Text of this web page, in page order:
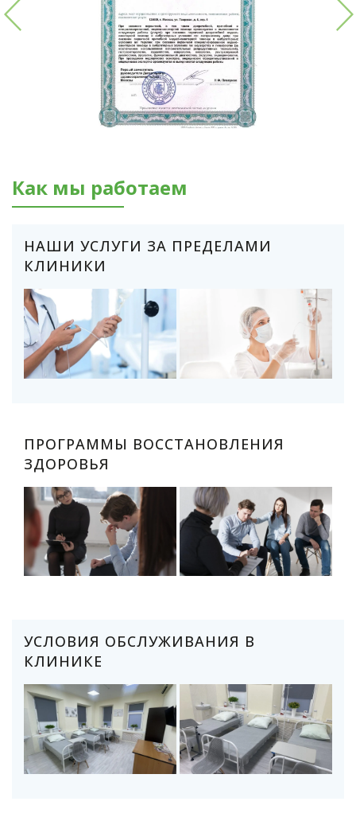
Как мы работаем
НАШИ УСЛУГИ ЗА ПРЕДЕЛАМИ
КЛИНИКИ
ПРОГРАММЫ ВОССТАНОВЛЕНИЯ
ЗДОРОВЬЯ
УСЛОВИЯ ОБСЛУЖИВАНИЯ В
КЛИНИКЕ